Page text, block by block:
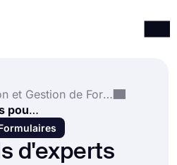
Création et Gestion de Formulaires
26+ conseils d'experts pour vos formulaires Google à utiliser en 2024
d'experts